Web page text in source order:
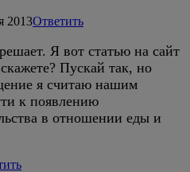
2013Ответить
Я вот статью на сайт
Пускай так, но
я считаю нашим
к появлению
в отношении еды и